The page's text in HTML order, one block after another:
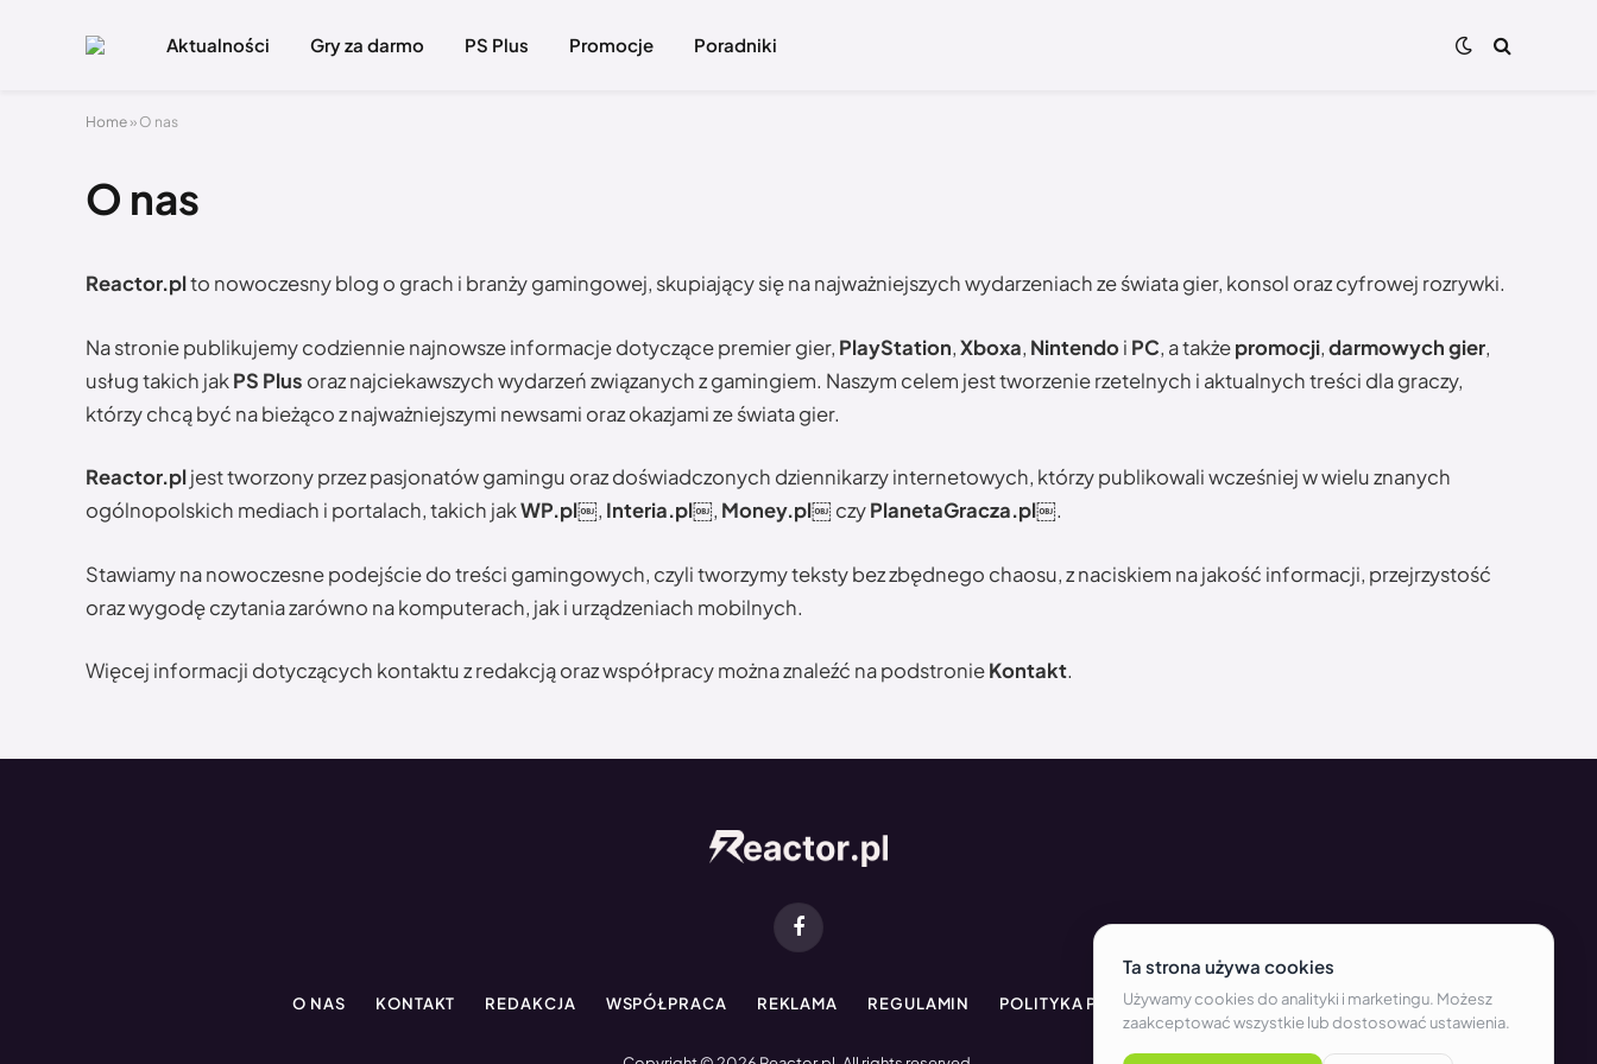
Aktualności Gry za darmo PS Plus Promocje Poradniki
Home » O nas
O nas
Reactor.plto nowoczesny blog o grach i branży gamingowej, skupiający się na najważniejszych wydarzeniach ze świata gier, konsol oraz cyfrowej rozrywki.
Na stronie publikujemy codziennie najnowsze informacje dotyczące premier gier, PlayStation,Xboxa, Nintendoi PC, a takżepromocji,darmowych gier,
usług takich jakPS Plus oraz najciekawszych wydarzeń związanych z gamingiem. Naszym celem jest tworzenie rzetelnych i aktualnych treści dla graczy,
którzy chcą być na bieżąco z najważniejszymi newsami oraz okazjami ze świata gier.
Reactor.pljest tworzony przez pasjonatów gamingu oraz doświadczonych dziennikarzy internetowych, którzy publikowali wcześniej w wielu znanych
ogólnopolskich mediach i portalach, takich jakWP.pl￼, Interia.pl￼, Money.pl￼ czyPlanetaGracza.pl￼.
Stawiamy na nowoczesne podejście do treści gamingowych, czyli tworzymy teksty bez zbędnego chaosu, z naciskiem na jakość informacji, przejrzystość
oraz wygodę czytania zarówno na komputerach, jak i urządzeniach mobilnych.
Więcej informacji dotyczących kontaktu z redakcją oraz współpracy można znaleźć na podstronieKontakt.
Facebook
O NAS KONTAKT REDAKCJA WSPÓŁPRACA REKLAMA REGULAMIN POLITYKA PRYWATNOŚCI I COOKIES